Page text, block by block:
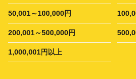
50,001～100,000円
200,001～500,000円
1,000,001円以上